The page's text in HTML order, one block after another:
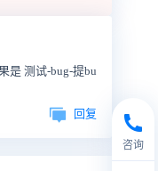
是 测试-bug-提bu
回复
咨询